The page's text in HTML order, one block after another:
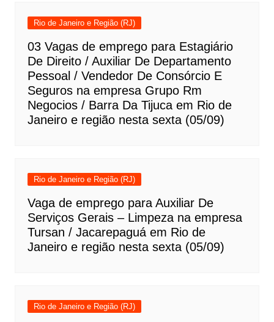
Rio de Janeiro e Região (RJ)
03 Vagas de emprego para Estagiário
De Direito / Auxiliar De Departamento
Pessoal / Vendedor De Consórcio E
Seguros na empresa Grupo Rm
Negocios / Barra Da Tijuca em Rio de
Janeiro e região nesta sexta (05/09)
Rio de Janeiro e Região (RJ)
Vaga de emprego para Auxiliar De
Serviços Gerais – Limpeza na empresa
Tursan / Jacarepaguá em Rio de
Janeiro e região nesta sexta (05/09)
Rio de Janeiro e Região (RJ)